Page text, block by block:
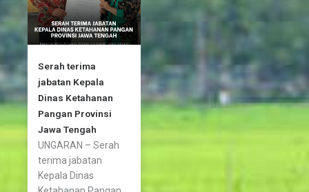
Serah terima
jabatan Kepala
Dinas Ketahanan
Pangan Provinsi
Jawa Tengah
UNGARAN – Serah
terima jabatan
Kepala Dinas